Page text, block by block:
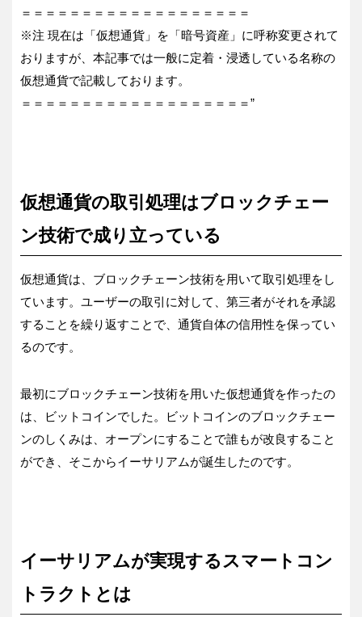
＝＝＝＝＝＝＝＝＝＝＝＝＝＝＝＝＝＝＝
※注 現在は「仮想通貨」を「暗号資産」に呼称変更されて
おりますが、本記事では一般に定着・浸透している名称の
仮想通貨で記載しております。
＝＝＝＝＝＝＝＝＝＝＝＝＝＝＝＝＝＝＝”
仮想通貨の取引処理はブロックチェー
ン技術で成り立っている
仮想通貨は、ブロックチェーン技術を用いて取引処理をし
ています。ユーザーの取引に対して、第三者がそれを承認
することを繰り返すことで、通貨自体の信用性を保ってい
るのです。
最初にブロックチェーン技術を用いた仮想通貨を作ったの
は、ビットコインでした。ビットコインのブロックチェー
ンのしくみは、オープンにすることで誰もが改良すること
ができ、そこからイーサリアムが誕生したのです。
イーサリアムが実現するスマートコン
トラクトとは